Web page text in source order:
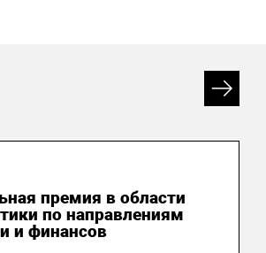
премия в области
по направлениям
и финансов